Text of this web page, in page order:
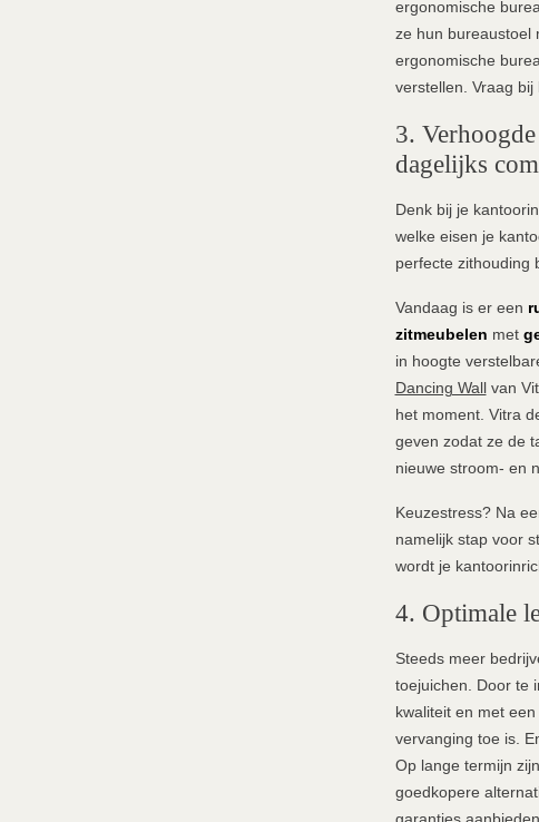
ergonomische
ze hun bureaustoel
ergonomische
verstellen. Vraag
3.
dagelijks
Denk bij je
welke eisen je
perfecte zithouding
Vandaag is er een
zitmeubelen met
in hoogte
Dancing Wall
van
het moment. Vitra
geven zodat ze de
nieuwe stroom- en
Keuzestress? Na
namelijk stap voor
wordt je
4. Optimale
Steeds meer
toejuichen. Door te
kwaliteit en met
vervanging toe is.
Op lange termijn
goedkopere